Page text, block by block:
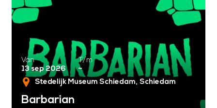
Van
13 sep 2026
T/m
~
Stedelijk Museum Schiedam Schiedam
Barbarian